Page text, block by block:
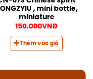
, mini bottle,
miniature
150.000VNĐ
Thêm vào giỏ